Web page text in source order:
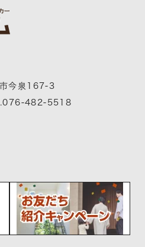
今泉167-3
482-5518